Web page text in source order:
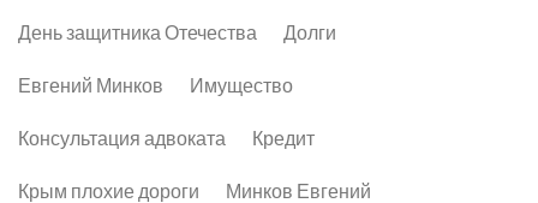
День защитника Отечества Долги
Евгений Минков Имущество
Консультация адвоката Кредит
Крым плохие дороги Минков Евгений